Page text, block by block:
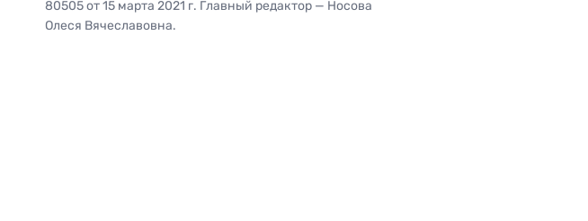
80505 от 15 марта 2021 г. Главный редактор — Носова
Олеся Вячеславовна.